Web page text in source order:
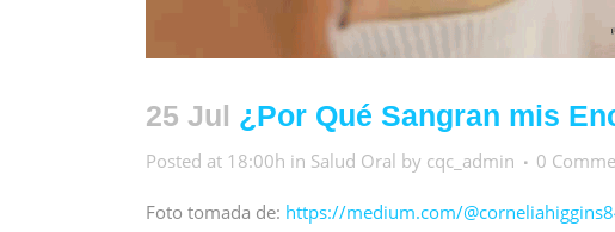
25 Jul ¿Por Qué Sangran mis
Posted at 18:00h in Salud Oral by cqc_admin 0
Foto tomada de: https://medium.com/